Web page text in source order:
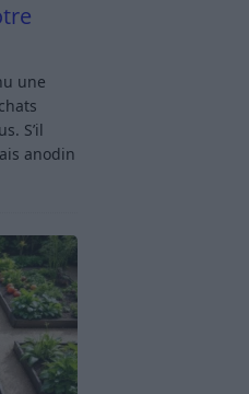
une
S’il
anodin